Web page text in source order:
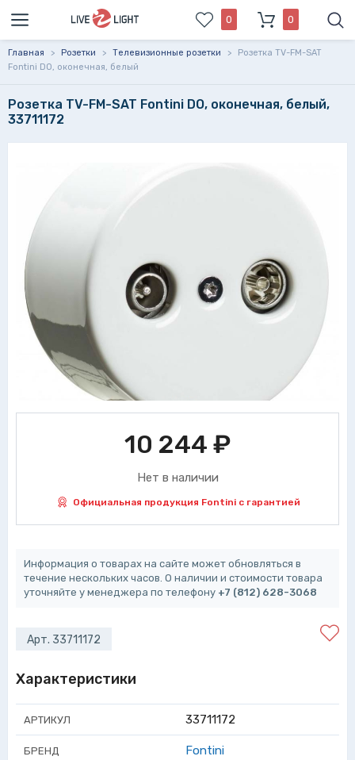
0 0
Главная > Розетки > Телевизионные розетки >
Розетка TV-FM-SAT
Fontini DO, оконечная, белый
Розетка TV-FM-SAT Fontini DO, оконечная, белый,
33711172
10 244 ₽
Нет в наличии
Официальная продукция Fontini с гарантией
Информация о товарах на сайте может обновляться в
течение нескольких часов. О наличии и стоимости товара
уточняйте у менеджера по телефону +7 (812) 628-3068
Арт. 33711172
Характеристики
АРТИКУЛ 33711172
БРЕНД Fontini